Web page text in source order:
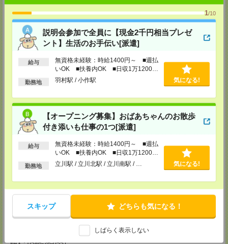
1/10
説明会参加で全員に【現金2千円相当プレゼ
ント】生活のお手伝い[派遣]
給与
無資格未経験：時給1400円～ ■週払
いOK ■扶養内OK ■日収1万1200円
以上
勤務地 羽村駅 / 小作駅 気になる!
【オープニング募集】おばあちゃんのお散歩
付き添いも仕事の1つ[派遣]
給与
無資格未経験：時給1400円～ ■週払
いOK ■扶養内OK ■日収1万1200円
以上
勤務地 立川駅 / 立川北駅 / 立川南駅 / … 気になる!
スキップ どちらも気になる！
しばらく表示しない
〒243ー0432
神奈川県海老名市中央2ー9ー50 海老名プライムタワー 7F
TEL：046-236-4110
FAX：046-236-4120
MAIL：info@n-workplace.jp
担当：派遣スタッフさん採用担当
受付可能日時：TEL:平日9:00～18:00 Web:24h受付OK
株式会社日本ワークプレイス 相模原事務所
〒252-0231
神奈川県相模原市中央区相模原4-1-20 アルファビル 3F
MAIL：info@n-workplace.jp
担当：派遣スタッフさん採用担当
受付可能日時：TEL:平日9:00～18:00 Web:24h受付OK
〒254ー0811
神奈川県平塚市八重咲町 6ー1 平塚南口駅前ビル 6F
TEL：0463-20-4080
MAIL：info@n-workplace.jp
担当：派遣スタッフさん採用担当
受付可能日時：TEL:平日9:00～18:00 Web:24h受付OK
株式会社日本ワークプレイス 中部支店
〒491ー0858
愛知県一宮市栄1ー3ー29 東海ビル 3F